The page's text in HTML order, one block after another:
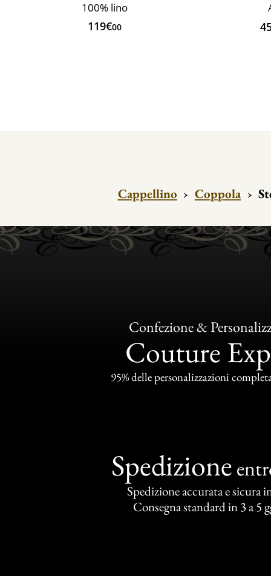
100% lino
119€00
Cappellino › Coppola ›
Confezione &
Couture
95% delle personalizzazioni
Spedizione
Spedizione accurata e sicura
Consegna standard in 3 a 5